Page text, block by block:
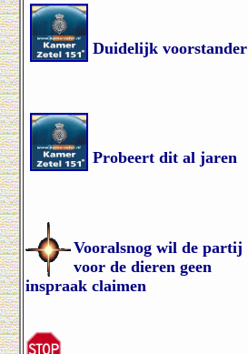
Duidelijk voorstander
Probeert dit al jaren
Vooralsnog wil de partij
voor de dieren geen
inspraak claimen